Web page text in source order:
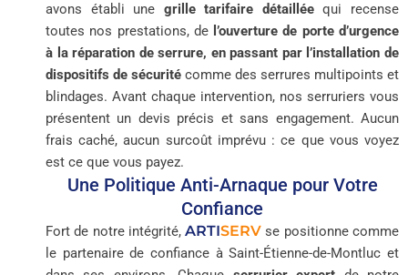
avons établi une grille tarifaire détailléequi recense
toutes nos prestations, de l’ouverture de porte d’urgence
à la réparation de serrure, en passant par l’installation de
dispositifs de sécurité comme des serrures multipoints et
blindages. Avant chaque intervention, nos serruriers vous
présentent un devis précis et sans engagement. Aucun
frais caché, aucun surcoût imprévu : ce que vous voyez
est ce que vous payez.
Une Politique Anti-Arnaque pour Votre
Confiance
Fort de notre intégrité,ARTISERV se positionne comme
le partenaire de confiance à Saint-Étienne-de-Montluc et